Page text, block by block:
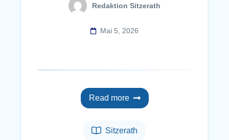
Redaktion Sitzerath
Mai 5, 2026
Read more
Sitzerath